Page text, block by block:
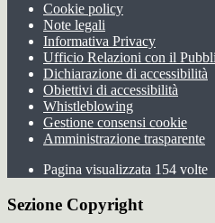
Cookie policy
Note legali
Informativa Privacy
Ufficio Relazioni con il
Dichiarazione di accessibilità
Obiettivi di accessibilità
Whistleblowing
Gestione consensi cookie
Amministrazione trasparente
Pagina visualizzata 154 volte
Sezione Copyright